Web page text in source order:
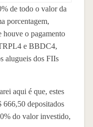
de todo o valor da
porcentagem,
houve o pagamento
e BBDC4,
alugueis dos FIIs
aqui é que, estes
depositados
do valor investido,